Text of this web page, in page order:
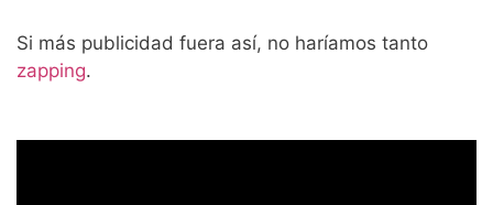
Si más publicidad fuera así, no haríamos tanto
zapping.